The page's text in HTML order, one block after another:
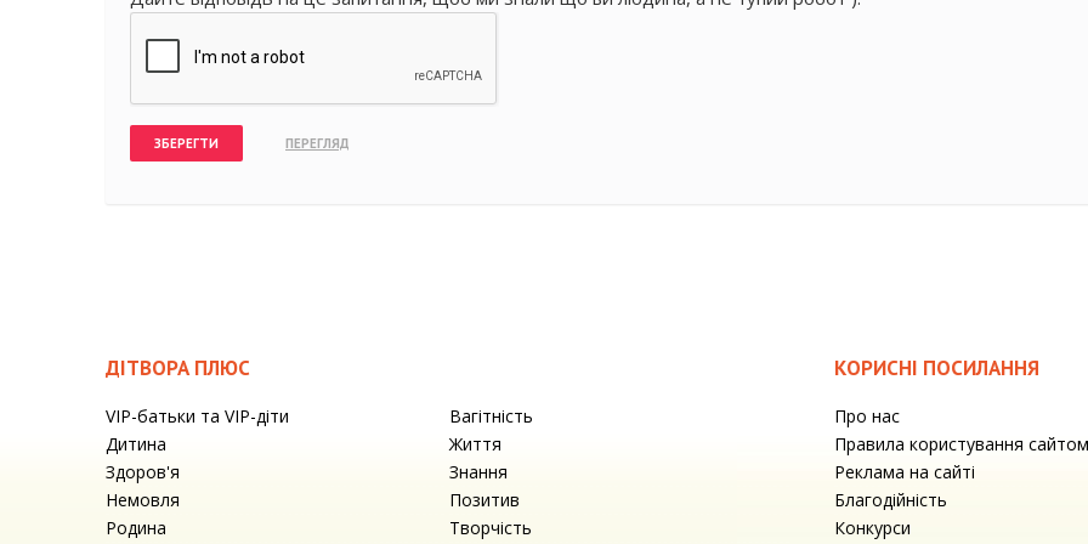
ДІТВОРА ПЛЮС
VIP-батьки та VIP-діти
Вагітність
Дитина
Життя
Здоров'я
Знання
Немовля
Позитив
Родина
Творчість
КОРИСНІ ПОСИЛАННЯ
Про нас
Правила користування сайтом
Реклама на сайті
Благодійність
Конкурси